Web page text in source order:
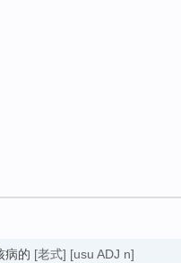
病的 [老式] [usu ADJ n]